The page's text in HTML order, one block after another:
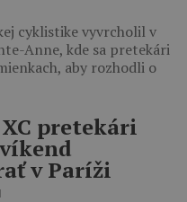
cyklistike vyvrcholil v
Anne, kde sa pretekári
aby rozhodli o
pretekári
v Paríži